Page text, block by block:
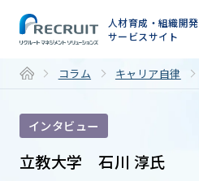
人材育成・組織開発
サービスサイト
コラム キャリア自律
インタビュー
立教大学 石川 淳氏